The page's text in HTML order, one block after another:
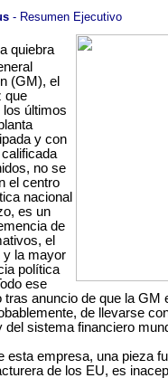
- Resumen Ejecutivo
quiebra
(GM), el
que
los últimos
y con
no se
el centro
nacional
es un
de
el
y la mayor
política
ese
tras anuncio de que la GM
de llevarse
del sistema financiero
esta empresa, una pieza
de los EU, es